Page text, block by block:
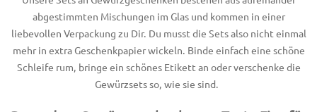
abgestimmten Mischungen im Glas und kommen in einer
liebevollen Verpackung zu Dir. Du musst die Sets also nicht einmal
mehr in extra Geschenkpapier wickeln. Binde einfach eine schöne
Schleife rum, bringe ein schönes Etikett an oder verschenke die
Gewürzsets so, wie sie sind.